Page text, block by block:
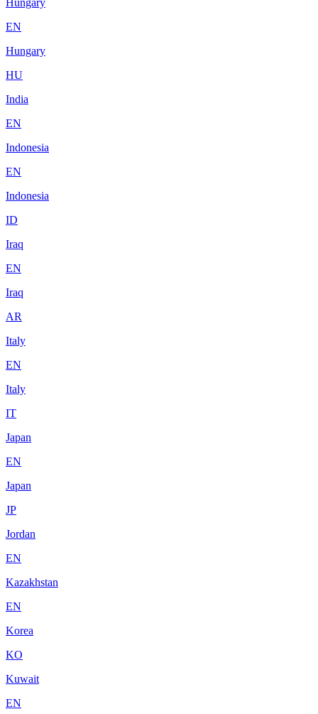
EN
Hungary
HU
India
EN
Indonesia
EN
Indonesia
ID
Iraq
EN
Iraq
AR
Italy
EN
Italy
IT
Japan
EN
Japan
JP
Jordan
EN
Kazakhstan
EN
Korea
KO
Kuwait
EN